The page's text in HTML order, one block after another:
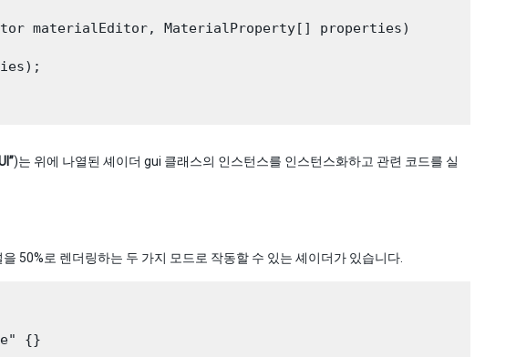
materialEditor, MaterialProperty[] properties)
)는 위에 나열된 셰이더 gui 클래스의 인스턴스를 인스턴스화하고 관련 코드를 실
50%로 렌더링하는 두 가지 모드로 작동할 수 있는 셰이더가 있습니다.
{}